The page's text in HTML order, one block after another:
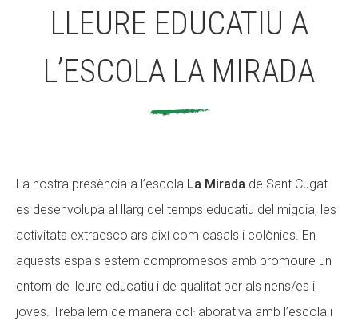
LLEURE EDUCATIU A
L’ESCOLA LA MIRADA
La nostra presència a l’escola La Mirada de Sant Cugat
es desenvolupa al llarg del temps educatiu del migdia, les
activitats extraescolars així com casals i colònies. En
aquests espais estem compromesos amb promoure un
entorn de lleure educatiu i de qualitat per als nens/es i
joves. Treballem de manera col·laborativa amb l’escola i
ACCIÓ SOCIAL I JOVES
SUPORT TERCER SECTOR